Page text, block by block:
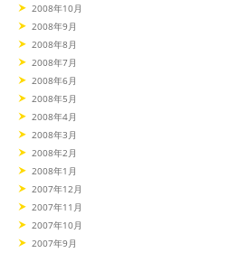
2008年10月
2008年9月
2008年8月
2008年7月
2008年6月
2008年5月
2008年4月
2008年3月
2008年2月
2008年1月
2007年12月
2007年11月
2007年10月
2007年9月